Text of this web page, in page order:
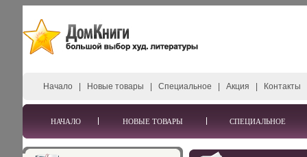
Начало Новые товары Специальное Акция Контакты
НАЧАЛО НОВЫЕ ТОВАРЫ СПЕЦИАЛЬНОЕ